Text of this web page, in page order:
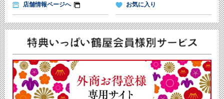
店舗情報ページへ お気に入り